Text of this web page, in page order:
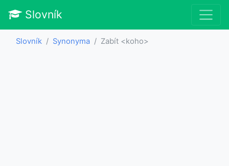
Slovník
Slovník Synonyma Zabít <koho>